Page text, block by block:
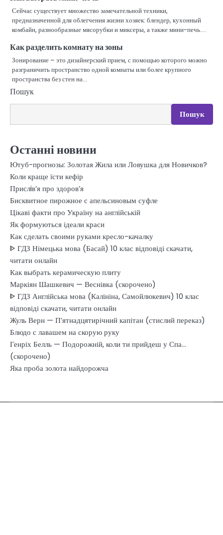
Сейчас существует множество замечательной техники,
предназначенной для облегчения жизни хозяек: блендер, кухонный
комбайн, разнообразные мясорубки и миксеры, а также мини-печь.…
Как разделить комнату на зоны
Зонирование – это дизайнерский прием, с помощью которого можно
разграничить пространство одной комнаты или более крупного
пространства без стен на…
Пошук
Пошук
Останні новини
Ютуб-прогнозы: Золотая Жила или Ловушка для Новичков?
Коли краще їсти кефір
Прислiв’я про здоров’я
Бисквитное пирожное с апельсиновым суфле
Цікаві факти про Україну на англійській
Як формуються ідеали краси
Как сделать своими руками кресло-качалку
ᐈ ГДЗ Німецька мова (Басай) 10 клас відповіді скачати,
читати онлайн
Как выбрать керамическую плиту
Маркіян Шашкевич — Веснівка (скорочено)
ᐈ ГДЗ Англійська мова (Калініна, Самойлюкевич) 10 клас
відповіді скачати, читати онлайн
Жуль Верн — П’ятнадцятирічний капітан (стислий переказ)
Блюдо с лавашем на скорую руку
Генріх Белль — Подорожній, коли ти прийдеш у Спа…
(скорочено)
Яка проба золота найдорожча